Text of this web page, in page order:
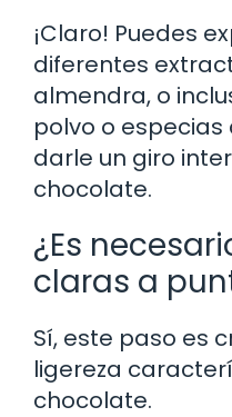
¡Claro! Puedes
diferentes
almendra, o
polvo o
darle un giro
chocolate.
¿Es
claras a
Sí, este paso es
ligereza
chocolate.